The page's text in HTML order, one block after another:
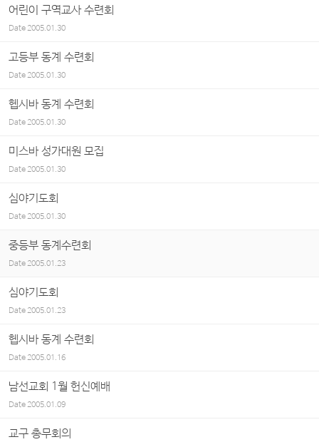
어린이 구역교사 수련회
Date2005.01.30
고등부 동계 수련회
Date2005.01.30
헵시바 동계 수련회
Date2005.01.30
미스바 성가대원 모집
Date2005.01.30
심야기도회
Date2005.01.30
중등부 동계수련회
Date 2005.01.23
심야기도회
Date2005.01.23
헵시바 동계 수련회
Date2005.01.16
남선교회 1월 헌신예배
Date2005.01.09
교구 총무회의